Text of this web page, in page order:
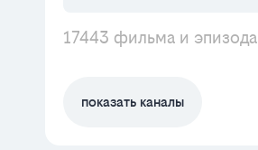
17443 фильма и эпизода
показать каналы